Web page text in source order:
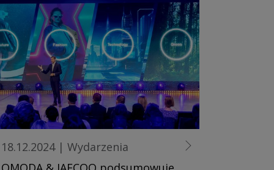
18.12.2024 | Wydarzenia